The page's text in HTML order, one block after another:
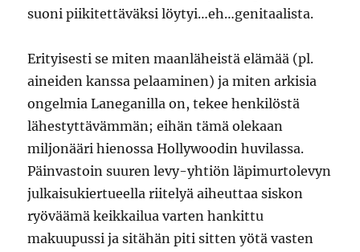
suoni piikitettäväksi löytyi…eh…genitaalista.
Erityisesti se miten maanläheistä elämää (pl.
aineiden kanssa pelaaminen) ja miten arkisia
ongelmia Laneganilla on, tekee henkilöstä
lähestyttävämmän; eihän tämä olekaan
miljonääri hienossa Hollywoodin huvilassa.
Päinvastoin suuren levy-yhtiön läpimurtolevyn
julkaisukiertueella riitelyä aiheuttaa siskon
ryöväämä keikkailua varten hankittu
makuupussi ja sitähän piti sitten yötä vasten